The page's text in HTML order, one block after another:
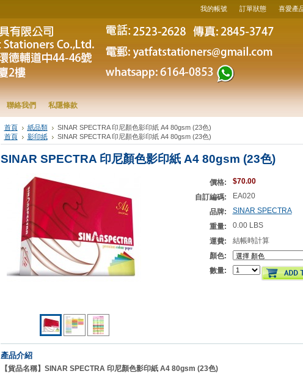
我的帳號 訂單狀態 喜愛產
聯絡我們 私隱條款
首頁 紙品類
SINAR SPECTRA 印尼顏色影印紙 A4 80gsm (23色)
首頁
影印紙 SINAR SPECTRA 印尼顏色影印紙 A4 80gsm (23色)
SINAR SPECTRA 印尼顏色影印紙 A4 80gsm (23色)
價格:
$70.00
自訂編碼:
EA020
品牌:
SINAR SPECTRA
重量:
0.00 LBS
運費:
結帳時計算
顏色:
數量:
產品介紹
【貨品名稱】SINAR SPECTRA 印尼顏色影印紙 A4 80gsm (23色)